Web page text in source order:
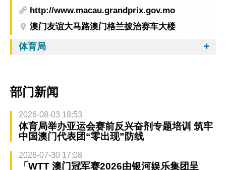
http://www.macau.grandprix.gov.mo
澳门友谊大马路澳门格兰披治赛车大楼
体育局
部门新闻
2026-08-03 18:53
体育局举办亚运会赛前反兴奋剂专题培训 筑牢
中国澳门代表团“零出现”防线
2026-07-30 17:08
「WTT 澳门冠军赛2026由银河娱乐集团呈